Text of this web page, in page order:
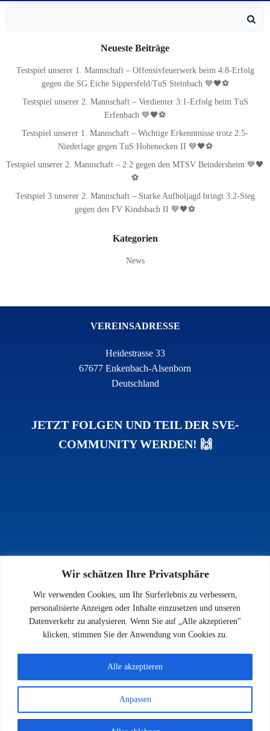
Wir schätzen Ihre Privatsphäre
Wir verwenden Cookies, um Ihr Surferlebnis zu verbessern,
personalisierte Anzeigen oder Inhalte einzusetzen und unseren
Datenverkehr zu analysieren. Wenn Sie auf „Alle akzeptieren"
klicken, stimmen Sie der Anwendung von Cookies zu.
Anpassen
Alle akzeptieren
Neueste Beiträge
Testspiel unserer 1. Mannschaft – Offensivfeuerwerk beim 4:8-Erfolg
gegen die SG Eiche Sippersfeld/TuS Steinbach 💙🖤⚽
Testspiel unserer 2. Mannschaft – Verdienter 3:1-Erfolg beim TuS
Erfenbach 💙🖤⚽
Testspiel unserer 1. Mannschaft – Wichtige Erkenntnisse trotz 2:5-
Niederlage gegen TuS Hohenecken II 💙🖤⚽
Testspiel unserer 2. Mannschaft – 2:2 gegen den MTSV Beindersheim 💙🖤
⚽
Testspiel 3 unserer 2. Mannschaft – Starke Aufholjagd bringt 3:2-Sieg
gegen den FV Kindsbach II 💙🖤⚽
Kategorien
News
VEREINSADRESSE
Heidestrasse 33
67677 Enkenbach-Alsenborn
Deutschland
JETZT FOLGEN UND TEIL DER SVE-
COMMUNITY WERDEN! 🙌
INFOS
Impressum
Datenschutz
Kontakt
© 2026 SV 1923 Enkenbach e.V.